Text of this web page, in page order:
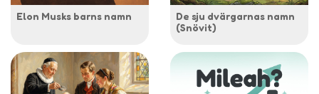
Elon Musks barns namn
De sju dvärgarnas namn
(Snövit)